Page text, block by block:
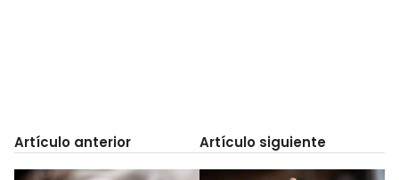
Artículo anterior Artículo siguiente